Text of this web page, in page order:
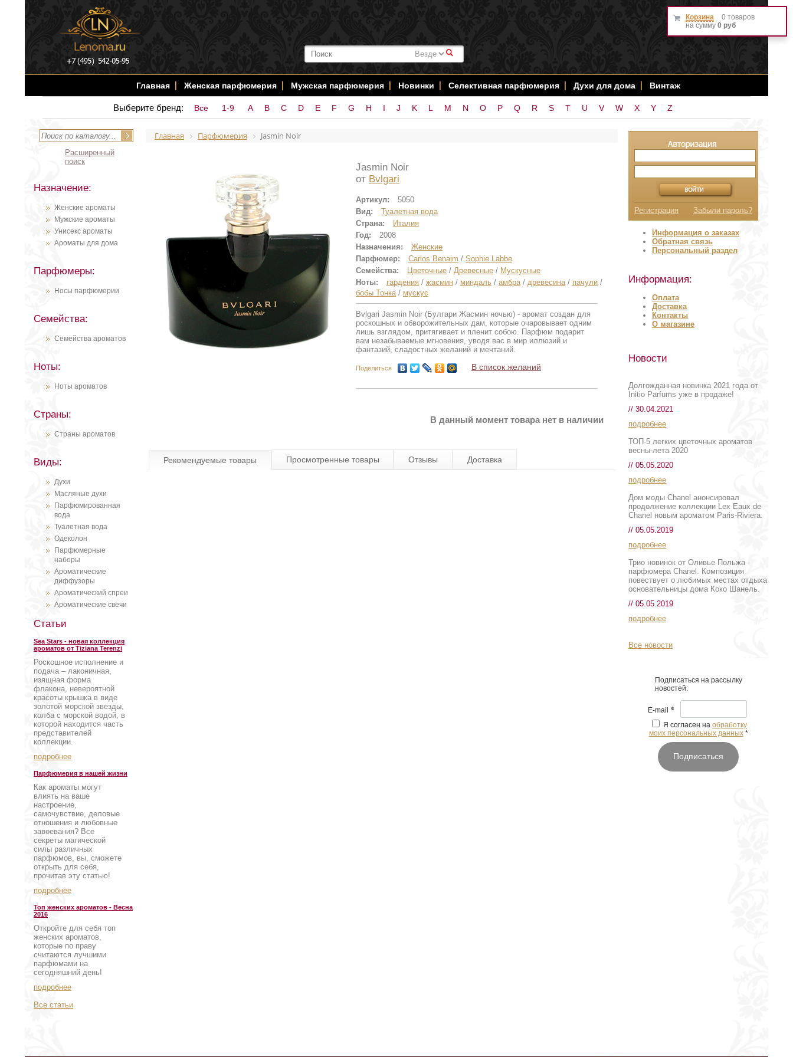
#
Главная Женская парфюмерия Мужская парфюмерия Новинки Селективная парфюмерия Духи для дома Винтаж
Выберите бренд: Все 1-9 A B C D E F G H I J K L M N O P Q R S T U V W X Y Z
Расширенный
поиск
Назначение:
Женские ароматы
Мужские ароматы
Унисекс ароматы
Ароматы для дома
Парфюмеры:
Носы парфюмерии
Семейства:
Семейства ароматов
Ноты:
Ноты ароматов
Страны:
Страны ароматов
Виды:
Духи
Масляные духи
Парфюмированная
вода
Туалетная вода
Одеколон
Парфюмерные
наборы
Ароматические
диффузоры
Ароматический спреи
Ароматические свечи
Статьи
Sea Stars - новая коллекция
ароматов от Tiziana Terenzi
Роскошное исполнение и
подача – лаконичная,
изящная форма
флакона, невероятной
красоты крышка в виде
золотой морской звезды,
колба с морской водой, в
которой находится часть
представителей
коллекции.
подробнее
Парфюмерия в нашей жизни
Как ароматы могут
влиять на ваше
настроение,
самочувствие, деловые
отношения и любовные
завоевания? Все
секреты магической
силы различных
парфюмов, вы, сможете
открыть для себя,
прочитав эту статью!
подробнее
Топ женских ароматов - Весна
2016
Откройте для себя топ
женских ароматов,
которые по праву
считаются лучшими
парфюмами на
сегодняшний день!
подробнее
Все статьи
Главная Парфюмерия Jasmin Noir
Jasmin Noir
от Bvlgari
Артикул:
5050
Вид:
Туалетная вода
Страна:
Италия
Год:
2008
Назначения:
Женские
Парфюмер:
Carlos Benaim / Sophie Labbe
Семейства:
Цветочные / Древесные / Мускусные
Ноты:
гардения / жасмин / миндаль / амбра/ древесина/ пачули /
бобы Тонка/ мускус
Bvlgari Jasmin Noir (Булгари Жасмин ночью) - аромат создан для
роскошных и обворожительных дам, которые очаровывает одним
лишь взглядом, притягивает и пленит собою. Парфюм подарит
вам незабываемые мгновения, уводя вас в мир иллюзий и
фантазий, сладостных желаний и мечтаний.
Поделиться В список желаний
В данный момент товара нет в наличии
Рекомендуемые товары Просмотренные товары Отзывы Доставка
Корзина
0 товаров
на сумму 0 руб
Регистрация Забыли пароль?
Информация о заказах
Обратная связь
Персональный раздел
Информация:
Оплата
Доставка
Контакты
О магазине
Новости
Долгожданная новинка 2021 года от
Initio Parfums уже в продаже!
// 30.04.2021
подробнее
ТОП-5 легких цветочных ароматов
весны-лета 2020
// 05.05.2020
подробнее
Дом моды Chanel анонсировал
продолжение коллекции Lex Eaux de
Chanel новым ароматом Paris-Riviera.
// 05.05.2019
подробнее
Трио новинок от Оливье Польжа -
парфюмера Chanel. Композиция
повествует о любимых местах отдыха
основательницы дома Коко Шанель.
// 05.05.2019
подробнее
Все новости
Подписаться на рассылку
новостей:
E-mail *
Я согласен на обработку
моих персональных данных *
Подписаться